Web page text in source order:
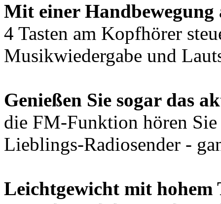
Mit einer
4 Tasten am Kopfhörer
Musikwiedergabe und
Genießen Sie sogar das
die FM-Funktion hören
Lieblings-Radiosender -
Leichtgewicht mit